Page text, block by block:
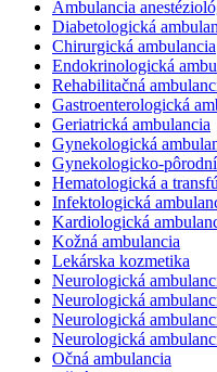
Ambulancia
Diabetologická
Chirurgická ambulancia
Endokrinologická
Rehabilitačná
Gastroenterologická
Geriatrická ambulancia
Gynekologická
Gynekologicko-
Hematologická a
Infektologická
Kardiologická
Kožná ambulancia
Lekárska kozmetika
Neurologická
Neurologická
Neurologická
Neurologická
Očná ambulancia